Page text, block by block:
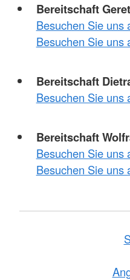
Bereitschaft
Besuchen Sie uns
Besuchen Sie uns
Bereitschaft
Besuchen Sie uns
Bereitschaft
Besuchen Sie uns
Besuchen Sie uns